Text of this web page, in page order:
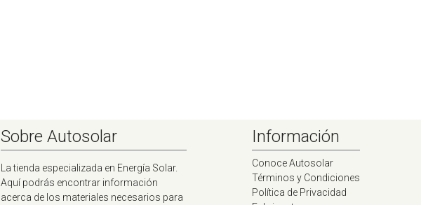
Sobre Autosolar
La tienda especializada en Energía Solar.
Aquí podrás encontrar información
acerca de los materiales necesarios para
Información
Conoce Autosolar
Términos y Condiciones
Política de Privacidad